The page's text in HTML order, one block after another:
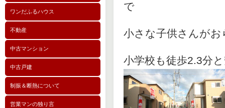
ワンだふるハウス
不動産
中古マンション
中古戸建
制振＆断熱について
営業マンの独り言
で
小さな子供さんが
小学校も徒歩2.3分